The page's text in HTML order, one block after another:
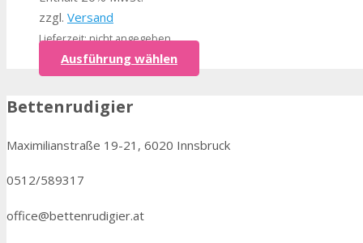
zzgl. Versand
Lieferzeit: nicht angegeben
Ausführung wählen
Bettenrudigier
Maximilianstraße 19-21, 6020 Innsbruck
0512/589317
office@bettenrudigier.at